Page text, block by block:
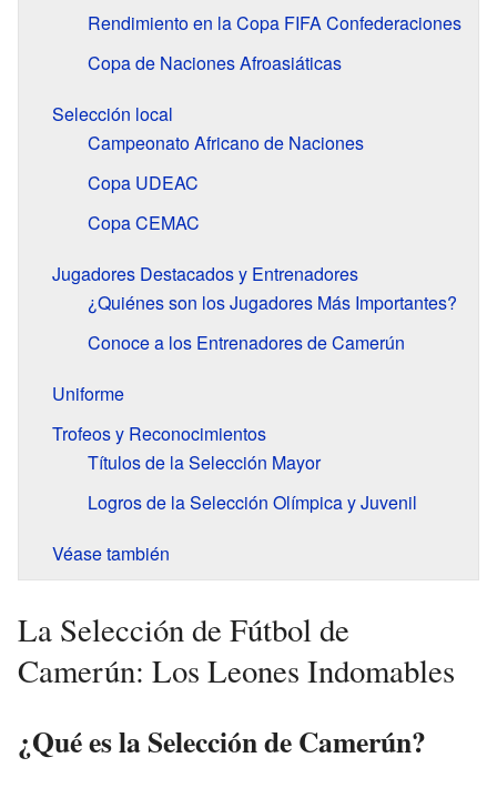
Rendimiento en la Copa FIFA Confederaciones
Copa de Naciones Afroasiáticas
Selección local
Campeonato Africano de Naciones
Copa UDEAC
Copa CEMAC
Jugadores Destacados y Entrenadores
¿Quiénes son los Jugadores Más Importantes?
Conoce a los Entrenadores de Camerún
Uniforme
Trofeos y Reconocimientos
Títulos de la Selección Mayor
Logros de la Selección Olímpica y Juvenil
Véase también
La Selección de Fútbol de
Camerún: Los Leones Indomables
¿Qué es la Selección de Camerún?